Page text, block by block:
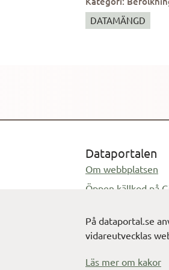
På dataportal.se
vidareutvecklas
Läs mer om kakor
genomfört
gången under hösten 1996. Hösten 2004 genomfördes en kom-SOM undersökning i
DATAMÄNGD
Dataportalen
Om webbplatsen
Öppen källkod på
info@digg.se